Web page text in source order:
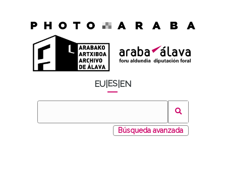
EU ES EN
Búsqueda avanzada